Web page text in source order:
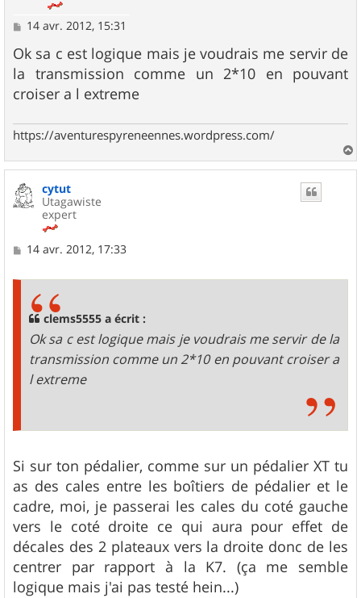
M
s
s
a
g
e
14 avr. 2012, 15:31
Ok sa c est logique mais je voudrais me servir de
la transmission comme un 2*10 en pouvant
croiser a l extreme
https://aventurespyreneennes.wordpress.com/
a
cytut
Utagawiste
expert
M14 avr. 2012, 17:33
clems5555 a écrit :
Ok sa c est logique mais je voudrais me servir de la
transmission comme un 2*10 en pouvant croiser a
l extreme
Si sur ton pédalier, comme sur un pédalier XT tu
as des cales entre les boîtiers de pédalier et le
cadre, moi, je passerai les cales du coté gauche
vers le coté droite ce qui aura pour effet de
décales des 2 plateaux vers la droite donc de les
centrer par rapport à la K7. (ça me semble
logique mais j'ai pas testé hein...)